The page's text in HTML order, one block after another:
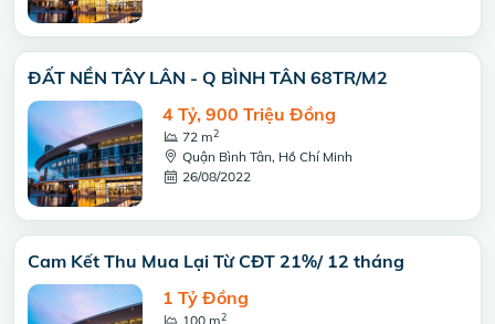
ĐẤT NỀN TÂY LÂN - Q BÌNH TÂN 68TR/M2
4 Tỷ, 900 Triệu Đồng
72 m2
Quận Bình Tân, Hồ Chí Minh
26/08/2022
Cam Kết Thu Mua Lại Từ CĐT 21%/ 12 tháng
1 Tỷ Đồng
100 m2